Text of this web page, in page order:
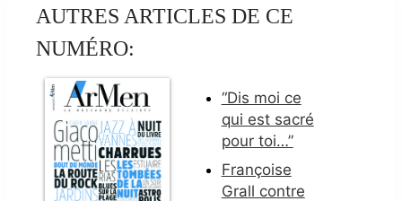
AUTRES ARTICLES DE CE
NUMÉRO:
“Dis moi ce
qui est sacré
pour toi…”
Françoise
Grall contre